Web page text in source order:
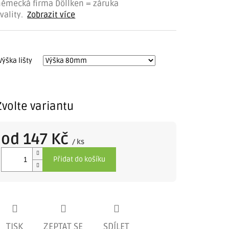
variantu
lišty
firma Döllken = záruka
Zobrazit více
TISK ZEPTAT SE SDÍLET
od 147 Kč / ks
cena:
Přidat do košíku